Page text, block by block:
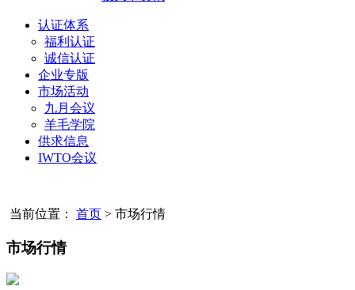
认证体系
福利认证
诚信认证
企业专版
市场活动
九月会议
羊毛学院
供求信息
IWTO会议
当前位置： 首页 > 市场行情
市场行情